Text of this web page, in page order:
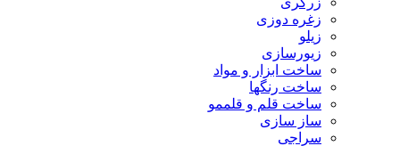
زغره دوزی
ساخت ابزار و مواد
ساخت رنگها
ساخت قلم و قلممو